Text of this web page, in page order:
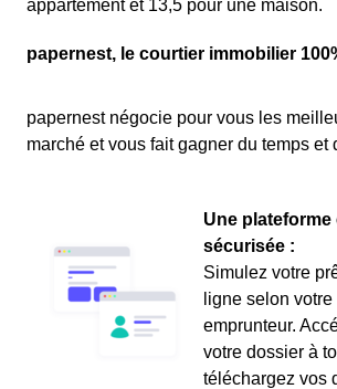
appartement et 13,5 pour une maison.
papernest, le courtier immobilier
papernest négocie pour vous les
marché et vous fait gagner du temps et
Une plateforme
sécurisée :
Simulez votre
ligne selon votre
emprunteur.
votre dossier à
téléchargez vos